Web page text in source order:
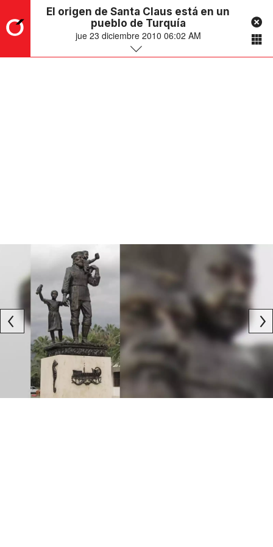
El origen de Santa Claus está en un
pueblo de Turquía
jue 23 diciembre 2010 06:02 AM